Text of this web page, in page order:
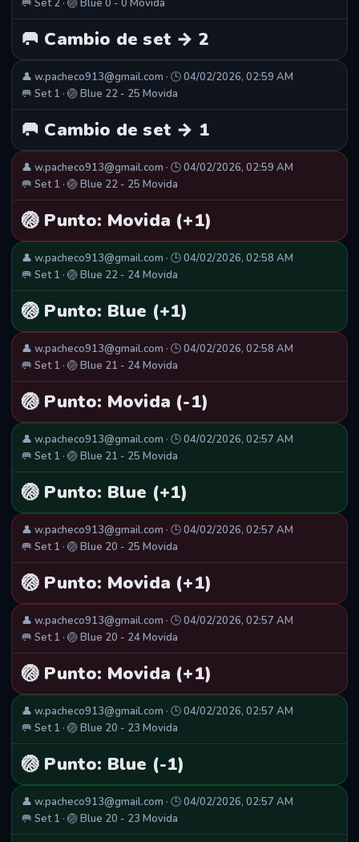
🥅 Set 2 · 🏐 Blue 0 - 0 Movida
🥅 Cambio de set → 2
👤 w.pacheco913@gmail.com · 🕒 04/02/2026, 02:59 AM
🥅 Set 1 · 🏐 Blue 22 - 25 Movida
🥅 Cambio de set → 1
👤 w.pacheco913@gmail.com · 🕒 04/02/2026, 02:59 AM
🥅 Set 1 · 🏐 Blue 22 - 25 Movida
🏐 Punto: Movida (+1)
👤 w.pacheco913@gmail.com · 🕒 04/02/2026, 02:58 AM
🥅 Set 1 · 🏐 Blue 22 - 24 Movida
🏐 Punto: Blue (+1)
👤 w.pacheco913@gmail.com · 🕒 04/02/2026, 02:58 AM
🥅 Set 1 · 🏐 Blue 21 - 24 Movida
🏐 Punto: Movida (-1)
👤 w.pacheco913@gmail.com · 🕒 04/02/2026, 02:57 AM
🥅 Set 1 · 🏐 Blue 21 - 25 Movida
🏐 Punto: Blue (+1)
👤 w.pacheco913@gmail.com · 🕒 04/02/2026, 02:57 AM
🥅 Set 1 · 🏐 Blue 20 - 25 Movida
🏐 Punto: Movida (+1)
👤 w.pacheco913@gmail.com · 🕒 04/02/2026, 02:57 AM
🥅 Set 1 · 🏐 Blue 20 - 24 Movida
🏐 Punto: Movida (+1)
👤 w.pacheco913@gmail.com · 🕒 04/02/2026, 02:57 AM
🥅 Set 1 · 🏐 Blue 20 - 23 Movida
🏐 Punto: Blue (-1)
👤 w.pacheco913@gmail.com · 🕒 04/02/2026, 02:57 AM
🥅 Set 1 · 🏐 Blue 20 - 23 Movida